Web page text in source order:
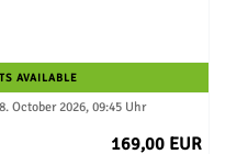
AVAILABLE
October 2026, 09:45 Uhr
169,00 EUR